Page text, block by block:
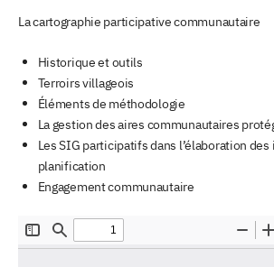
La cartographie participative communautaire
Historique et outils
Terroirs villageois
Éléments de méthodologie
La gestion des aires communautaires
Les SIG participatifs dans l’élaboration
planification
Engagement communautaire